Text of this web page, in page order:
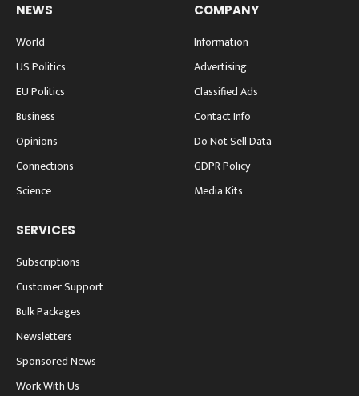
NEWS
World
US Politics
EU Politics
Business
Opinions
Connections
Science
COMPANY
Information
Advertising
Classified Ads
Contact Info
Do Not Sell Data
GDPR Policy
Media Kits
SERVICES
Subscriptions
Customer Support
Bulk Packages
Newsletters
Sponsored News
Work With Us